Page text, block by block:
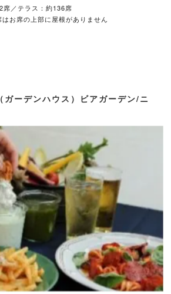
・スタンダードコース（6,500円） 飲み放題付
、パスタ、DELIプレート、デザートなど全5品 ・
） 飲み放題付き。グリルステーキ、パスタ、
席／テラス：約136席
お席の上部に屋根がありません
ーデンハウス）ビアガーデン/ニ